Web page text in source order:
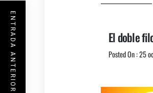
El doble
Posted On : 25
ENTRADA ANTERIOR